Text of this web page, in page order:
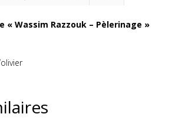
« Wassim Razzouk – Pèlerinage »